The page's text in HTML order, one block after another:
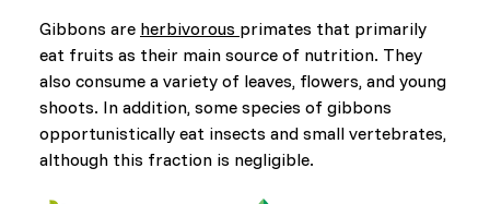
Gibbons are herbivorous primates that primarily
eat fruits as their main source of nutrition. They
also consume a variety of leaves, flowers, and young
shoots. In addition, some species of gibbons
opportunistically eat insects and small vertebrates,
although this fraction is negligible.